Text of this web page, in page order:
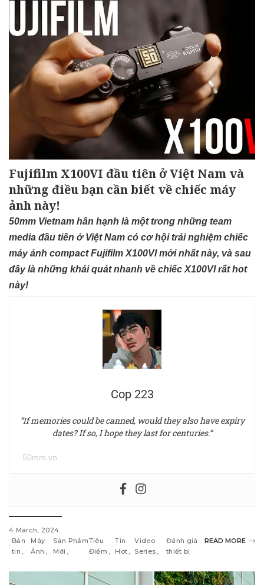
Fujifilm X100VI đầu tiên ở Việt Nam và
những điều bạn cần biết về chiếc máy
ảnh này!
50mm Vietnam hân hạnh là một trong những team
media đầu tiên ở Việt Nam có cơ hội trải nghiệm chiếc
máy ảnh compact Fujifilm X100VI mới nhất này, và sau
đây là những khái quát nhanh về chiếc X100VI rất hot
này!
Cop 223
“If memories could be canned, would they also have expiry
dates? If so, I hope they last for centuries.”
50mm.vn
4 March, 2024
Bản
tin
Máy
Ảnh
Sản Phẩm
Mới
Tiêu
Điểm
Tin
Hot
Video
Series
Đánh giá
thiết bị
READ MORE